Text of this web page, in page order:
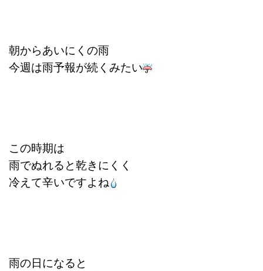
朝からあいにくの雨
今週は雨予報が続くみたい
この時期は
雨でぬれると乾きにくく
冷えて辛いですよね
雨の日になると